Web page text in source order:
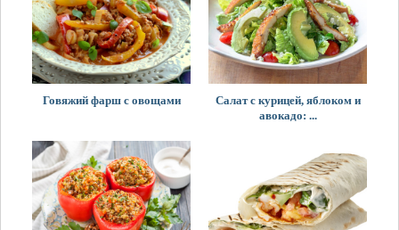
Говяжий фарш с овощами
Салат с курицей, яблоком и
авокадо: ...